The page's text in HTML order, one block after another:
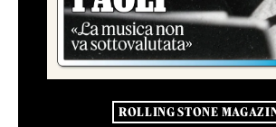
ROLLING STONE